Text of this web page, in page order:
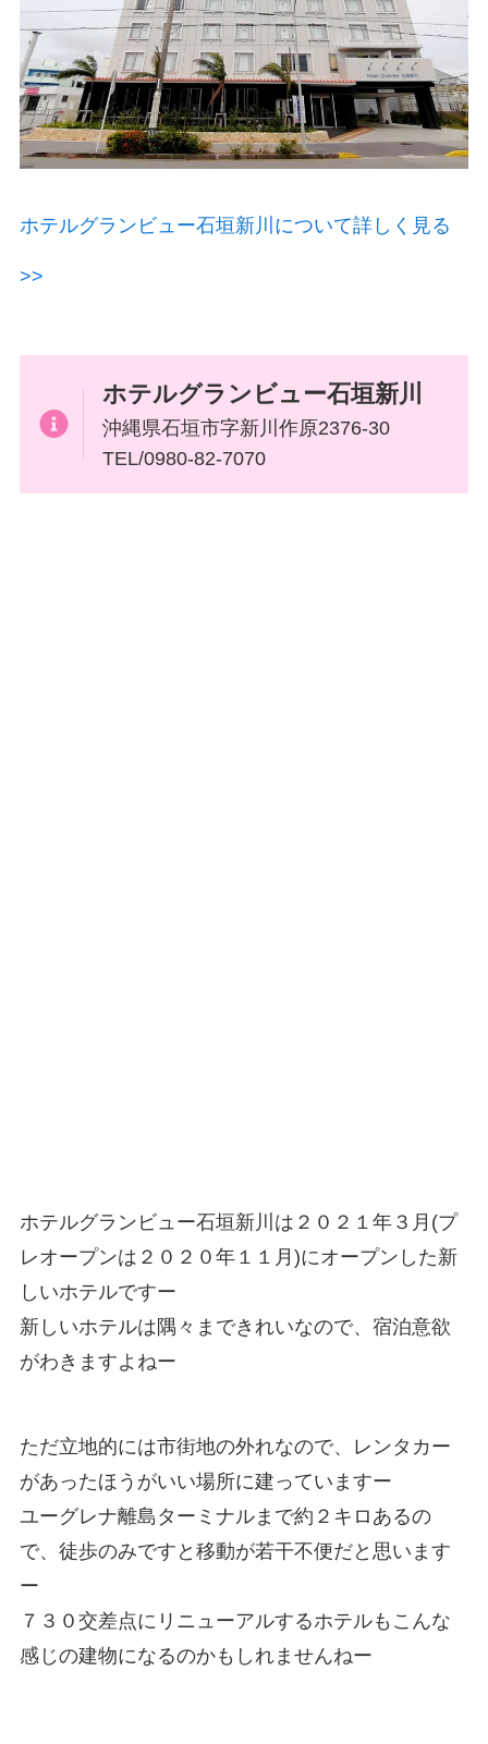
ホテルグランビュー石垣新川について詳しく見る
>>
ホテルグランビュー石垣新川
沖縄県石垣市字新川作原2376-30
TEL/0980-82-7070
ホテルグランビュー石垣新川は２０２１年３月(プ
レオープンは２０２０年１１月)にオープンした新
しいホテルですー
新しいホテルは隅々まできれいなので、宿泊意欲
がわきますよねー
ただ立地的には市街地の外れなので、レンタカー
があったほうがいい場所に建っていますー
ユーグレナ離島ターミナルまで約２キロあるの
で、徒歩のみですと移動が若干不便だと思います
ー
７３０交差点にリニューアルするホテルもこんな
感じの建物になるのかもしれませんねー